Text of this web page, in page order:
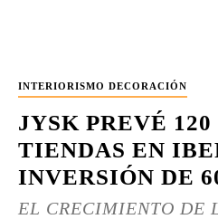
INTERIORISMO DECORACIÓN
JYSK PREVÉ 120
TIENDAS EN
INVERSIÓN DE
EL CRECIMIENTO DE